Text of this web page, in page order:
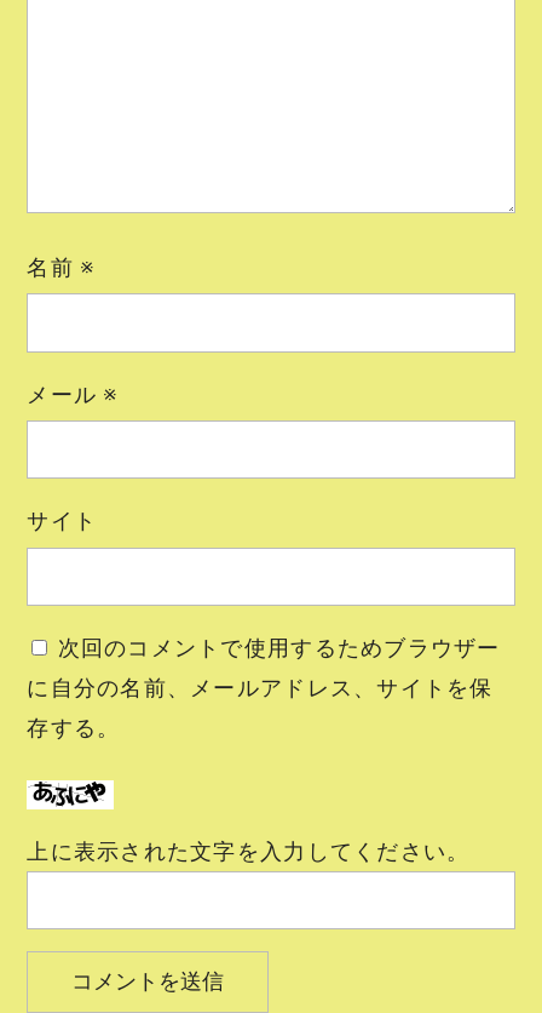
名前 ※
メール ※
サイト
次回のコメントで使用するためブラウザー
に自分の名前、メールアドレス、サイトを保
存する。
上に表示された文字を入力してください。